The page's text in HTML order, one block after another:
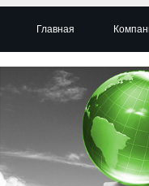
Главная